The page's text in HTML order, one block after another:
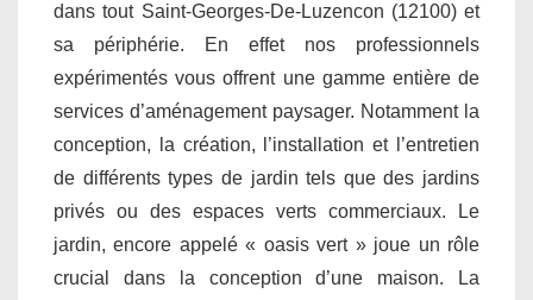
dans tout Saint-Georges-De-Luzencon (12100) et
sa périphérie. En effet nos professionnels
expérimentés vous offrent une gamme entière de
services d’aménagement paysager. Notamment la
conception, la création, l’installation et l’entretien
de différents types de jardin tels que des jardins
privés ou des espaces verts commerciaux. Le
jardin, encore appelé « oasis vert » joue un rôle
crucial dans la conception d’une maison. La